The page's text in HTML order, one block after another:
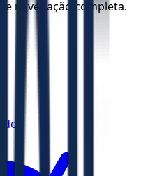
e navegação completa.